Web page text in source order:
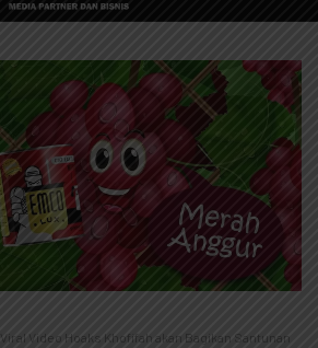
Viral Video Hoaks Khofifah akan Bagikan Santunan